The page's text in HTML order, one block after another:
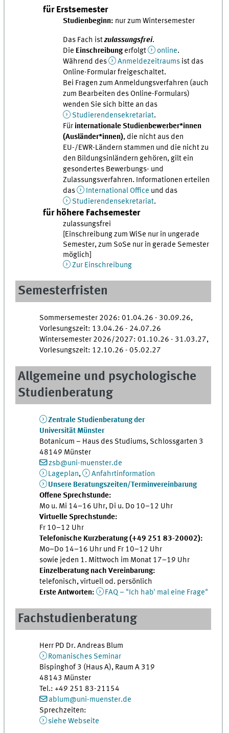
für Erstsemester
Studienbeginn: nur zum Wintersemester
Das Fach istzulassungsfrei.
Die Einschreibungerfolgt online.
Während des
Anmeldezeitraumsist das
Online-Formular freigeschaltet.
Bei Fragen zum Anmeldungsverfahren (auch
zum Bearbeiten des Online-Formulars)
wenden Sie sich bitte an das
Studierendensekretariat.
Für internationale Studienbewerber*innen
(Ausländer*innen), die nicht aus den
EU-/EWR-Ländern stammen und die nicht zu
den Bildungsinländern gehören, gilt ein
gesondertes Bewerbungs- und
Zulassungsverfahren. Informationen erteilen
das
International Office und das
Studierendensekretariat.
für höhere Fachsemester
zulassungsfrei
[Einschreibung zum WiSe nur in ungerade
Semester, zum SoSe nur in gerade Semester
möglich]
Zur Einschreibung
Semesterfristen
Sommersemester 2026: 01.04.26 - 30.09.26,
Vorlesungszeit: 13.04.26 - 24.07.26
Wintersemester 2026/2027: 01.10.26 - 31.03.27,
Vorlesungszeit: 12.10.26 - 05.02.27
Allgemeine und psychologische
Studienberatung
Zentrale Studienberatung der
Universität Münster
Botanicum – Haus des Studiums, Schlossgarten 3
48149 Münster
zsb@uni-muenster.de
Lageplan,
Anfahrtinformation
Unsere Beratungszeiten/Terminvereinbarung
Offene Sprechstunde:
Mo u. Mi 14–16 Uhr, Di u. Do 10–12 Uhr
Virtuelle Sprechstunde:
Fr 10–12 Uhr
Telefonische Kurzberatung (+49 251 83-20002):
Mo–Do 14–16 Uhr und Fr 10–12 Uhr
sowie jeden 1. Mittwoch im Monat 17–19 Uhr
Einzelberatung nach Vereinbarung:
telefonisch, virtuell od. persönlich
Erste Antworten:
FAQ – "Ich hab' mal eine Frage"
Fachstudienberatung
Herr PD Dr. Andreas Blum
Romanisches Seminar
Bispinghof 3 (Haus A), Raum A 319
48143 Münster
Tel.: +49 251 83-21154
ablum@uni-muenster.de
Sprechzeiten:
siehe Webseite